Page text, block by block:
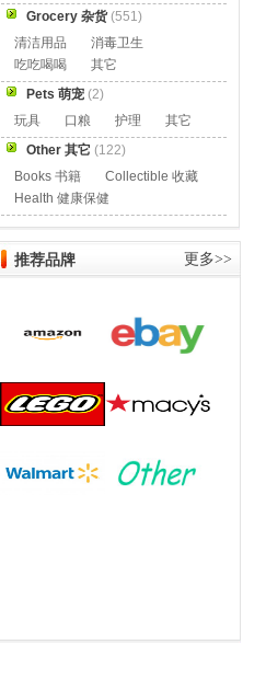
Grocery 杂货(551)
清洁用品
消毒卫生
吃吃喝喝
其它
Pets 萌宠 (2)
玩具
口粮 护理
其它
Other 其它 (122)
Books 书籍
Collectible 收藏
Health 健康保健
推荐品牌 更多>>